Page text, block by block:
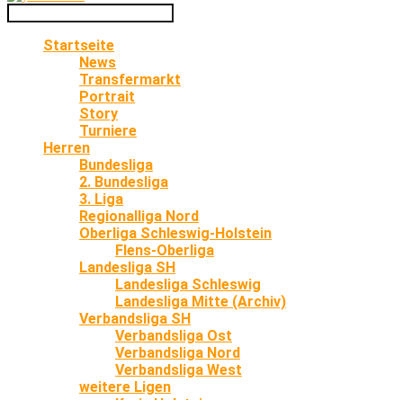
Startseite
News
Transfermarkt
Portrait
Story
Turniere
Herren
Bundesliga
2. Bundesliga
3. Liga
Regionalliga Nord
Oberliga Schleswig-Holstein
Flens-Oberliga
Landesliga SH
Landesliga Schleswig
Landesliga Mitte (Archiv)
Verbandsliga SH
Verbandsliga Ost
Verbandsliga Nord
Verbandsliga West
weitere Ligen